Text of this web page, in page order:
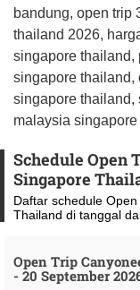
bandung, open trip
thailand 2026,
singapore thailand,
singapore thailand,
singapore thailand,
malaysia singapore
Schedule Open
Singapore
Daftar schedule
Thailand di tanggal
Open Trip
- 20 September